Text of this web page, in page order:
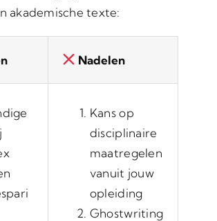
akademische texte:
Nadelen
Kans op
disciplinaire
maatregelen
vanuit jouw
opleiding
Ghostwriting